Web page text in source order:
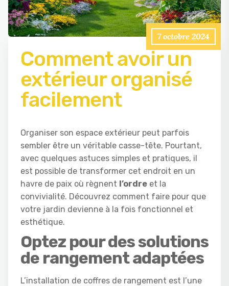
7 octobre 2024
Comment avoir un
extérieur organisé
facilement
Organiser son espace extérieur peut parfois
sembler être un véritable casse-tête. Pourtant,
avec quelques astuces simples et pratiques, il
est possible de transformer cet endroit en un
havre de paix où règnent l’ordre et la
convivialité. Découvrez comment faire pour que
votre jardin devienne à la fois fonctionnel et
esthétique.
Optez pour des solutions
de rangement adaptées
L’installation de coffres de rangement est l’une